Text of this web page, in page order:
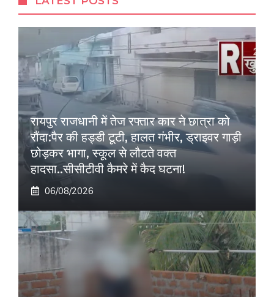
रायपुर राजधानी में तेज रफ्तार कार ने छात्रा को
रौंदा:पैर की हड्डी टूटी, हालत गंभीर, ड्राइवर गाड़ी
छोड़कर भागा, स्कूल से लौटते वक्त
हादसा..सीसीटीवी कैमरे में कैद घटना!
06/08/2026